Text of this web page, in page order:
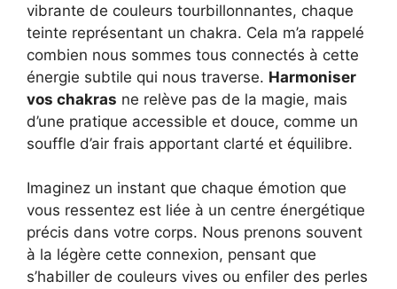
vibrante de couleurs tourbillonnantes, chaque
teinte représentant un chakra. Cela m’a rappelé
combien nous sommes tous connectés à cette
énergie subtile qui nous traverse. Harmoniser
vos chakras ne relève pas de la magie, mais
d’une pratique accessible et douce, comme un
souffle d’air frais apportant clarté et équilibre.
Imaginez un instant que chaque émotion que
vous ressentez est liée à un centre énergétique
précis dans votre corps. Nous prenons souvent
à la légère cette connexion, pensant que
s’habiller de couleurs vives ou enfiler des perles